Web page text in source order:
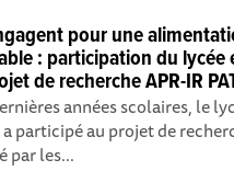
pour une
: participation du lycée
de recherche APR-IR
années scolaires, le
participé au projet de
par les...